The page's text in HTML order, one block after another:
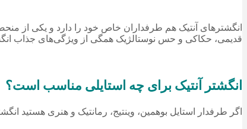
انگشترهای آنتیک هم طرفداران خاص خود را دارد و یکی از
قدیمی، حکاکی و حس نوستالژیک همگی از ویژگی‌های جذاب
انگشتر آنتیک برای چه استایلی مناسب است؟
اگر طرفدار استایل بوهمین، وینتیج، رمانتیک و هنری هستید